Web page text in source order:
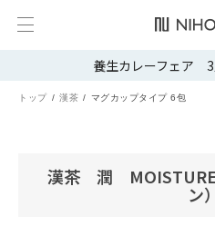
養生カレーフェア 3
トップ 漢茶 マグカップタイプ 6包
漢茶 潤 MOISTURE
ン）
新規会員登録